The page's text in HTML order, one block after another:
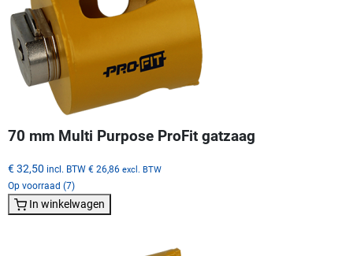
70 mm Multi Purpose ProFit gatzaag
€ 32,50 incl. BTW € 26,86 excl. BTW
Op voorraad (7)
In winkelwagen